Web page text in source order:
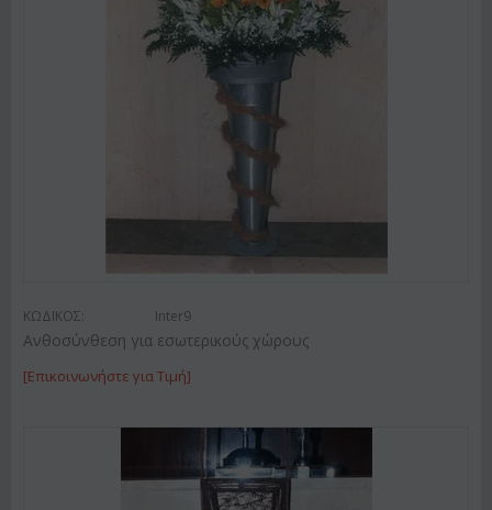
ΚΩΔΙΚΟΣ: Inter9
Ανθοσύνθεση για εσωτερικούς χώρους
[Επικοινωνήστε για Τιμή]